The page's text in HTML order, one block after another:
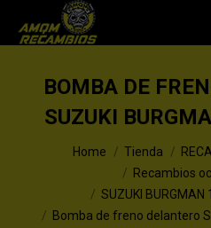
BOMBA DE
SUZUKI
You are here:Home Tienda
Recambios
SUZUKI
Bomba de freno delantero